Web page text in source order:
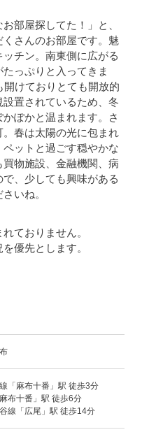
部屋探してた！」と、
さんのお部屋です。魅
チン。南東側に広がる
っぷりと入ってきま
けておりとても開放的
置されているため、冬
ぽかと温まれます。さ
春は太陽の光に包まれ
ットと過ごす穏やかな
物施設、金融機関、病
、少しても興味がある
いね。
ておりません。
優先とします。
「麻布十番」駅 徒歩3分
布十番」駅 徒歩6分
線「広尾」駅 徒歩14分